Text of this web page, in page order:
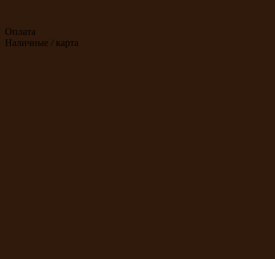
Оплата
Наличные / карта